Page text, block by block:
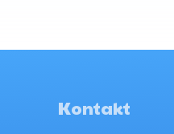
Kontakt